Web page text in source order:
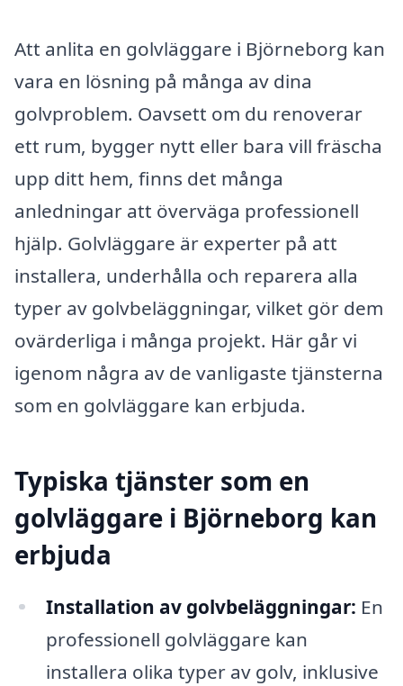
Att anlita en golvläggare i Björneborg kan
vara en lösning på många av dina
golvproblem. Oavsett om du renoverar
ett rum, bygger nytt eller bara vill fräscha
upp ditt hem, finns det många
anledningar att överväga professionell
hjälp. Golvläggare är experter på att
installera, underhålla och reparera alla
typer av golvbeläggningar, vilket gör dem
ovärderliga i många projekt. Här går vi
igenom några av de vanligaste tjänsterna
som en golvläggare kan erbjuda.
Typiska tjänster som en
golvläggare i Björneborg kan
erbjuda
Installation av golvbeläggningar: En
professionell golvläggare kan
installera olika typer av golv, inklusive